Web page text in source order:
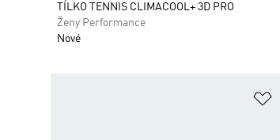
TÍLKO TENNIS CLIMACOOL+ 3D PRO
Ženy Performance
Nové